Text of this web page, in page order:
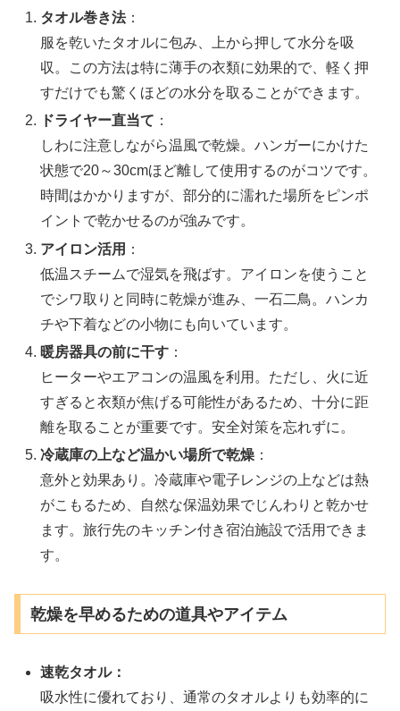
タオル巻き法：
服を乾いたタオルに包み、上から押して水分を吸
収。この方法は特に薄手の衣類に効果的で、軽く押
すだけでも驚くほどの水分を取ることができます。
ドライヤー直当て ：
しわに注意しながら温風で乾燥。ハンガーにかけた
状態で20～30cmほど離して使用するのがコツです。
時間はかかりますが、部分的に濡れた場所をピンポ
イントで乾かせるのが強みです。
アイロン活用 ：
低温スチームで湿気を飛ばす。アイロンを使うこと
でシワ取りと同時に乾燥が進み、一石二鳥。ハンカ
チや下着などの小物にも向いています。
暖房器具の前に干す ：
ヒーターやエアコンの温風を利用。ただし、火に近
すぎると衣類が焦げる可能性があるため、十分に距
離を取ることが重要です。安全対策を忘れずに。
冷蔵庫の上など温かい場所で乾燥 ：
意外と効果あり。冷蔵庫や電子レンジの上などは熱
がこもるため、自然な保温効果でじんわりと乾かせ
ます。旅行先のキッチン付き宿泊施設で活用できま
す。
乾燥を早めるための道具やアイテム
速乾タオル：
吸水性に優れており、通常のタオルよりも効率的に